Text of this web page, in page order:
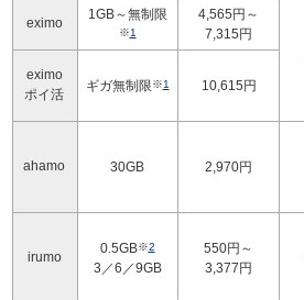
eximo
1GB～無制限
※1
4,565円～
7,315円
eximo
ポイ活
ギガ無制限※1 10,615円
ahamo 30GB 2,970円
irumo
0.5GB※2
3／6／9GB
550円～
3,377円